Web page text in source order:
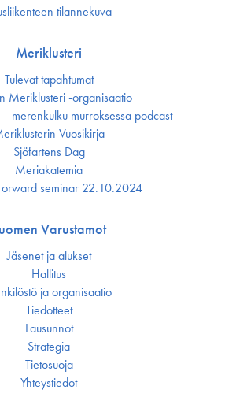
tilannekuva
Meriklusteri
Tulevat tapahtumat
Meriklusteri -organisaatio
merenkulku murroksessa podcast
Vuosikirja
Sjöfartens Dag
Meriakatemia
seminar 22.10.2024
Varustamot
Jäsenet ja alukset
Hallitus
ja organisaatio
Tiedotteet
Lausunnot
Strategia
Tietosuoja
Yhteystiedot